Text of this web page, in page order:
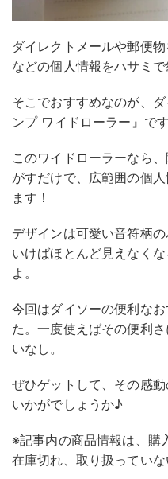
ダイレクトメールや郵便
などの個人情報をハサミ
そこでおすすめなのが、
ンプ ワイドローラー』です
このワイドローラーなら
がすだけで、広範囲の個
ます！
デザインは可愛い音符柄
いけばほとんど見えなく
よ。
今回はダイソーの便利な
た。一度使えばその便利
いなし。
ぜひゲットして、その感
いかがでしょうか♪
※記事内の商品情報は、購
在庫切れ、取り扱っていな